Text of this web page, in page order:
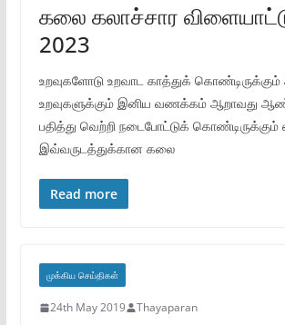
கலை கலாச்சார
2023
உறவுகளோடு உறவாட காத்துக்
உறவுகளுக்கும் இனிய வணக்கம் ஆறாவது
பதித்து வெற்றி நடைபோட்டுக் கொண்டிருக்கும்
இவ்வருடத்துக்கான கலை
Read more
முக்கிய செய்திகள்
24th May 2019 Thayaparan